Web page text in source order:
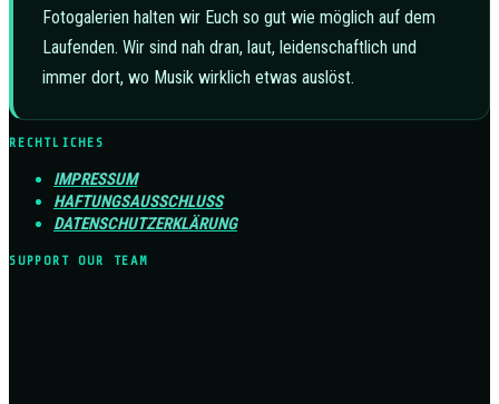
Fotogalerien halten wir Euch so gut wie möglich auf dem
Laufenden. Wir sind nah dran, laut, leidenschaftlich und
immer dort, wo Musik wirklich etwas auslöst.
RECHTLICHES
IMPRESSUM
HAFTUNGSAUSSCHLUSS
DATENSCHUTZERKLÄRUNG
SUPPORT OUR TEAM